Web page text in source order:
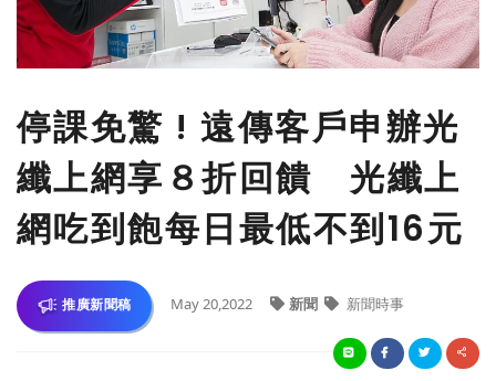
停課免驚 ! 遠傳客戶申辦光
纖上網享８折回饋 光纖上
網吃到飽每日最低不到16元
推廣新聞稿 May 20,2022 新聞 新聞時事